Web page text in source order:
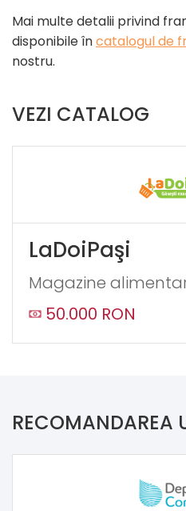
Mai multe detalii privind
disponibile încatalogul de
nostru.
VEZI CATALOG
LaDoiPaşi
Magazine
50.000 RON
RECOMANDAREA